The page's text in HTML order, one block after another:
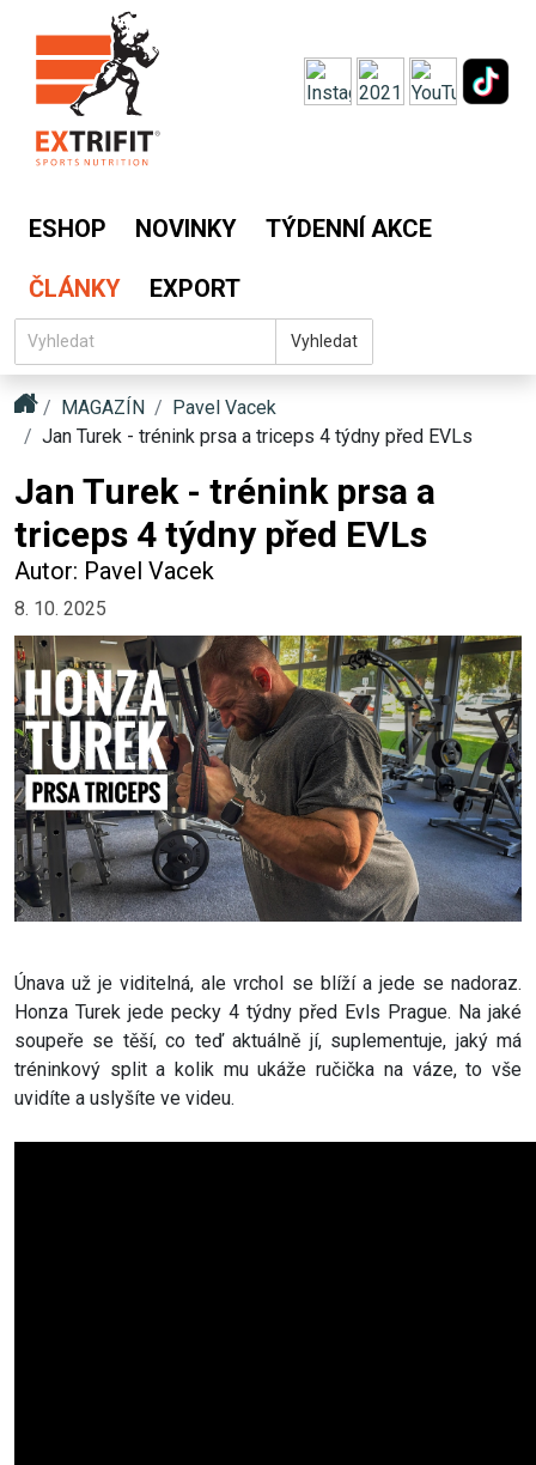
ESHOP NOVINKY TÝDENNÍ AKCE
ČLÁNKY EXPORT
Vyhledat
MAGAZÍN
Pavel Vacek
Jan Turek - trénink prsa a triceps 4 týdny před EVLs
Jan Turek - trénink prsa a
triceps 4 týdny před EVLs
Autor: Pavel Vacek
8. 10. 2025
Únava už je viditelná, ale vrchol se blíží a jede se nadoraz.
Honza Turek jede pecky 4 týdny před Evls Prague. Na jaké
soupeře se těší, co teď aktuálně jí, suplementuje, jaký má
tréninkový split a kolik mu ukáže ručička na váze, to vše
uvidíte a uslyšíte ve videu.